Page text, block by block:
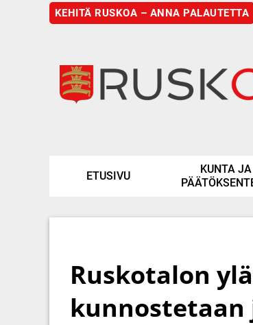
KEHITÄ RUSKOA – ANNA PALAUTETTA
ETUSIVU
KUNTA JA
Ruskotalon
kunnostetaan